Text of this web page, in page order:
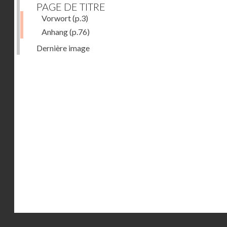
PAGE DE TITRE
Vorwort(p.3)
Anhang(p.76)
Dernière image